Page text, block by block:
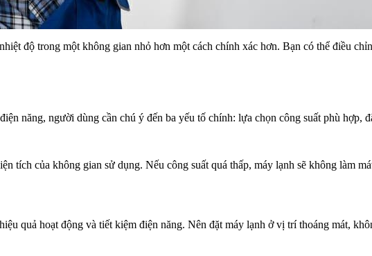
độ trong một không gian nhỏ hơn một cách chính xác hơn. Bạn có thể điều
năng, người dùng cần chú ý đến ba yếu tố chính: lựa chọn công suất phù hợp,
tích của không gian sử dụng. Nếu công suất quá thấp, máy lạnh sẽ không làm
quả hoạt động và tiết kiệm điện năng. Nên đặt máy lạnh ở vị trí thoáng mát,